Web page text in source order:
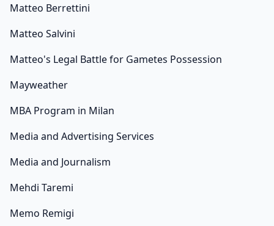
Matteo Berrettini
Matteo Salvini
Matteo's Legal Battle for Gametes Possession
Mayweather
MBA Program in Milan
Media and Advertising Services
Media and Journalism
Mehdi Taremi
Memo Remigi